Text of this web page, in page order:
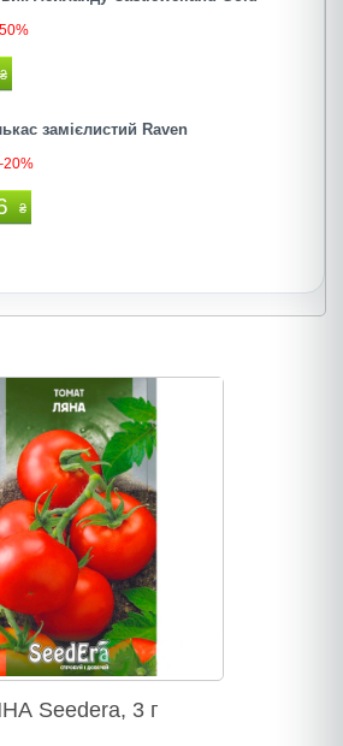
₴
замієлистий Raven
₴
Seedеra, 3 г